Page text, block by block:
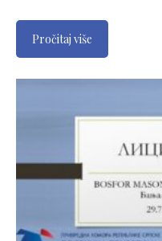
Pročitaj više